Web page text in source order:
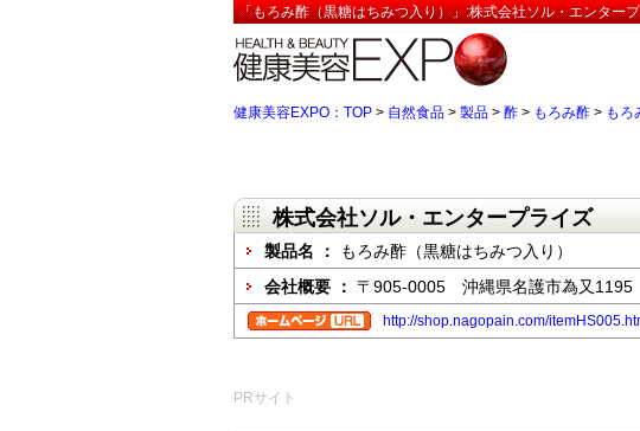
「もろみ酢（黒糖はちみつ入り）」:株式会社ソル・エンター
健康美容EXPO：TOP > 自然食品 > 製品 > 酢 > もろみ酢 > もろ
株式会社ソル・エンタープライズ
製品名 ：
もろみ酢（黒糖はちみつ入り）
会社概要 ： 〒905-0005 沖縄県名護市為又1195
http://shop.nagopain.com/
PRサイト